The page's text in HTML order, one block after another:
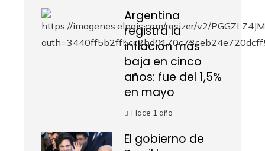
Argentina
registra la
inflación más
baja en cinco
años: fue del 1,5%
en mayo
Hace 1 año
El gobierno de